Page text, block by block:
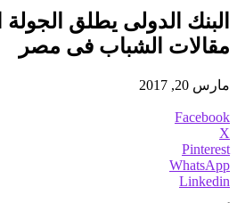
البنك الدولى يطلق الجولة
مقالات الشباب فى مصر
مارس 20, 2017
Facebook
X
Pinterest
WhatsApp
Linkedin